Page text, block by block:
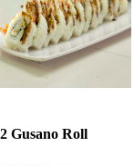
2 Gusano Roll